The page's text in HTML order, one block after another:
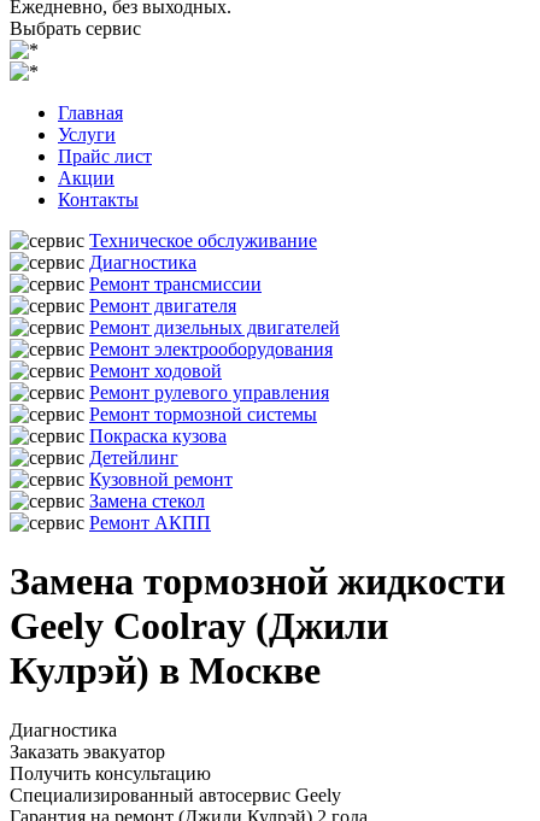
Ежедневно, без выходных.
Выбрать сервис
Главная
Услуги
Прайс лист
Акции
Контакты
Техническое обслуживание
Диагностика
Ремонт трансмиссии
Ремонт двигателя
Ремонт дизельных двигателей
Ремонт электрооборудования
Ремонт ходовой
Ремонт рулевого управления
Ремонт тормозной системы
Покраска кузова
Детейлинг
Кузовной ремонт
Замена стекол
Ремонт АКПП
Замена тормозной жидкости
Geely Coolray (Джили
Кулрэй) в Москве
Диагностика
Заказать эвакуатор
Получить консультацию
Специализированный автосервис Geely
Гарантия на ремонт (Джили Кулрэй) 2 года